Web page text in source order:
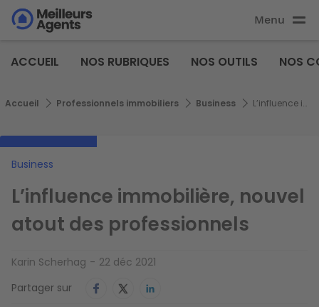
Aller
au
principal
Aller au
principal
Menu
Agents
ACCUEIL NOS RUBRIQUES NOS OUTILS NOS
Fil d'Ariane
Accueil Professionnels immobiliers Business L’influence immobilière, nouvel atout des professionnels
Business
L’influence immobilière, nouvel
atout des professionnels
Karin Scherhag
22 déc 2021
Partager sur